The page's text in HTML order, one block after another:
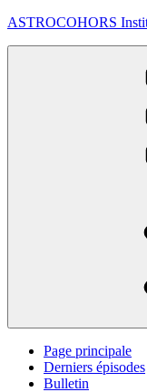
Aller
ASTROCOHORS
Page principale
Derniers épisodes
Bulletin